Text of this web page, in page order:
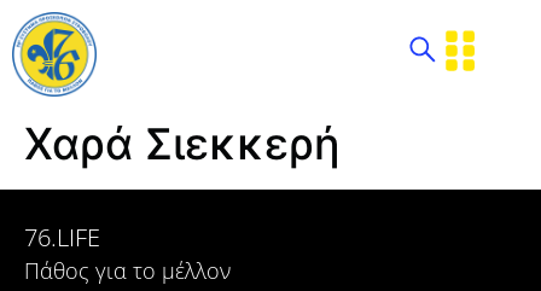
Χαρά Σιεκκερή
76.LIFE
Πάθος για το μέλλον